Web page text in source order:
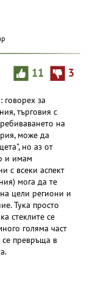
11 3
говорех за
търговия с
на
може да
но аз от
и имам
с всеки аспект
мога да те
цели региони и
Тука просто
стеклите се
голяма част
се превръща в